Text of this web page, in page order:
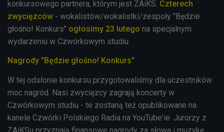
konkursowego partnera, którym jest ZAiKS. Czterech
zwycięzców - wokalistów/wokalistki/zespoły "Będzie
głośno! Konkurs" ogłosimy 23 lutego na specjalnym
wydarzeniu w Czwórkowym studiu.
Nagrody "Będzie głośno! Konkurs"
W tej odsłonie konkursu przygotowaliśmy dla uczestników
moc nagród. Nasi zwycięzcy zagrają koncerty w
Czwórkowym studiu - te zostaną też opublikowane na
kanele Czwórki Polskiego Radia na YouTube'ie. Jurorzy z